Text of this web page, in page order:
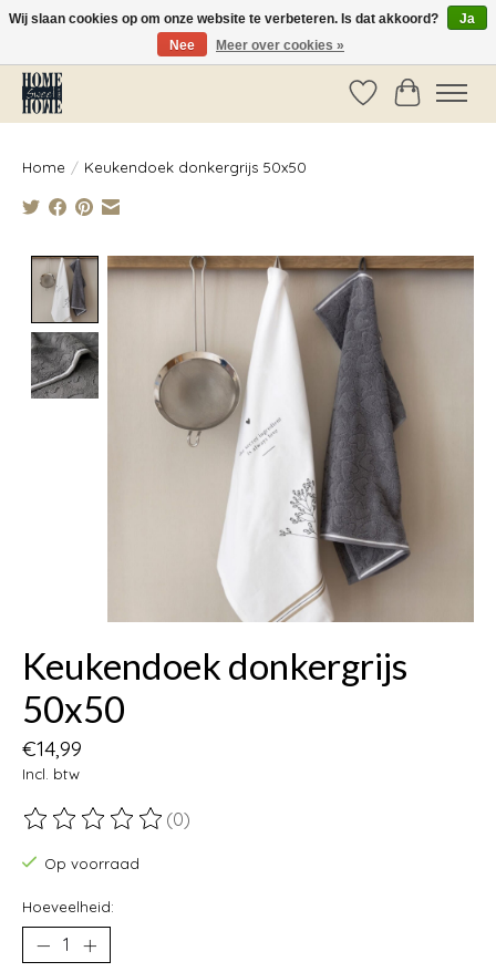
Vóór 14:00 besteld, dezelfde dag verzonden!
Verlanglijst
Home / Keukendoek donkergrijs 50x50
Product image slideshow Items
Keukendoek donkergrijs
50x50
€14,99
Incl. btw
De beoordeling van dit product is
(0)
Op voorraad
Hoeveelheid:
Wij slaan cookies op om onze website te verbeteren. Is dat akkoord?
Ja
Nee
Meer over cookies »